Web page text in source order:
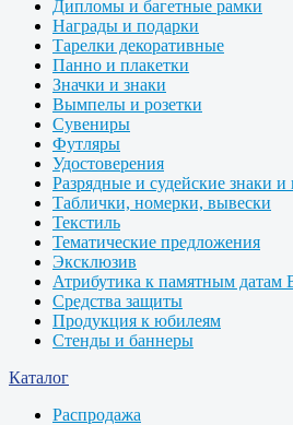
Дипломы и багетные рамки
Награды и подарки
Тарелки декоративные
Панно и плакетки
Значки и знаки
Вымпелы и розетки
Сувениры
Футляры
Удостоверения
Разрядные и судейские знаки
Таблички, номерки, вывески
Текстиль
Тематические предложения
Эксклюзив
Атрибутика к памятным
Средства защиты
Продукция к юбилеям
Стенды и баннеры
Каталог
Распродажа